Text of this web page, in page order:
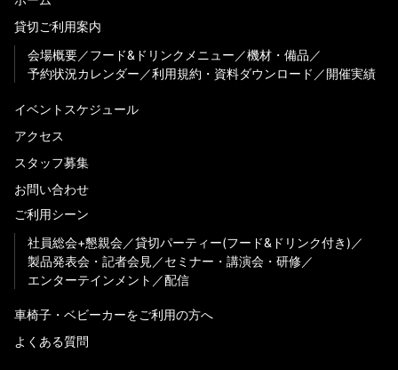
貸切ご利用案内
会場概要
フード&ドリンクメニュー
機材・備品
予約状況カレンダー
利用規約・資料ダウンロード 開催実績
イベントスケジュール
アクセス
スタッフ募集
お問い合わせ
ご利用シーン
社員総会+懇親会
貸切パーティー(フード&ドリンク付き)
製品発表会・記者会見
セミナー・講演会・研修
エンターテインメント
配信
車椅子・ベビーカーをご利用の方へ
よくある質問